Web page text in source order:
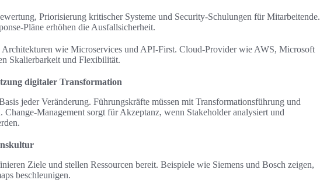
Priorisierung kritischer Systeme und Security‑Schulungen für Mitarbeitende.
erhöhen die Ausfallsicherheit.
wie Microservices und API‑First. Cloud‑Provider wie AWS, Microsoft
Skalierbarkeit und Flexibilität.
digitaler Transformation
jeder Veränderung. Führungskräfte müssen mit Transformationsführung und
Change-Management sorgt für Akzeptanz, wenn Stakeholder analysiert und
Ziele und stellen Ressourcen bereit. Beispiele wie Siemens und Bosch zeigen,
beschleunigen.